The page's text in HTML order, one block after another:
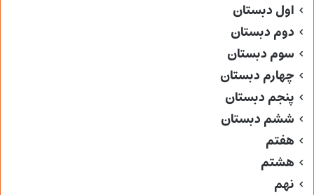
اول دبستان
دوم دبستان
سوم دبستان
چهارم دبستان
پنجم دبستان
ششم دبستان
هفتم
هشتم
نهم